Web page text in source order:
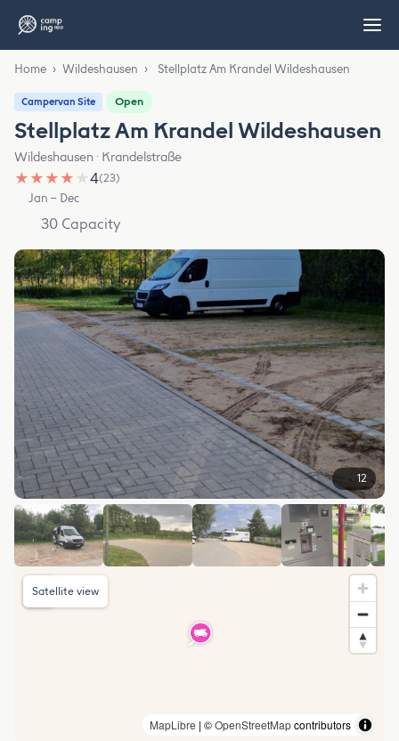
Home › Wildeshausen › Stellplatz Am Krandel Wildeshausen
Campervan Site Open
Stellplatz Am Krandel Wildeshausen
Wildeshausen · Krandelstraße
★ ★ ★ ★ ★4(23)
Jan – Dec
30 Capacity
12
MapLibre | ©OpenStreetMapcontributors
Satellite view